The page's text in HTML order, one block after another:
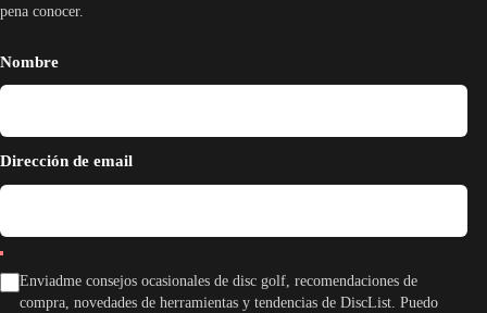
pena conocer.
Nombre
Dirección de email
Enviadme consejos ocasionales de disc golf, recomendaciones de
compra, novedades de herramientas y tendencias de DiscList. Puedo